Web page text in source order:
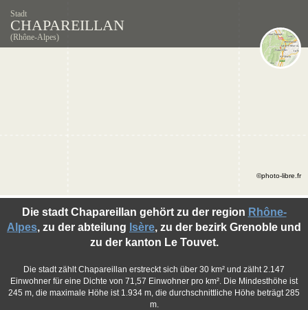
Stadt
CHAPAREILLAN
(Rhône-Alpes)
Die stadt Chapareillan gehört zu der region Rhône-
Alpes, zu der abteilung Isère, zu der bezirk Grenoble und
zu der kanton Le Touvet.
Die stadt zählt Chapareillan erstreckt sich über 30 km² und zälht 2.147
Einwohner für eine Dichte von 71,57 Einwohner pro km². Die Mindesthöhe ist
245 m, die maximale Höhe ist 1.934 m, die durchschnittliche Höhe beträgt 285
m.
©photo-libre.fr